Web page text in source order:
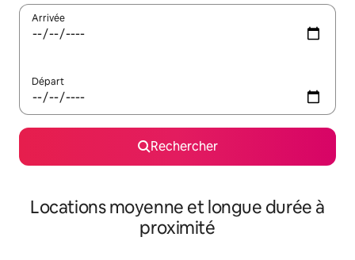
Arrivée
Départ
Rechercher
Locations moyenne et longue durée à
proximité